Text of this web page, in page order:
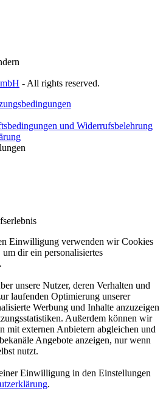
- All rights reserved.
und Widerrufsbelehrung
Einwilligung verwenden wir Cookies
dir ein personalisiertes
unsere Nutzer, deren Verhalten und
laufenden Optimierung unserer
Werbung und Inhalte anzuzeigen
Außerdem können wir
mit externen Anbietern abgleichen und
Angebote anzeigen, nur wenn
nutzt.
Einwilligung in den Einstellungen
.